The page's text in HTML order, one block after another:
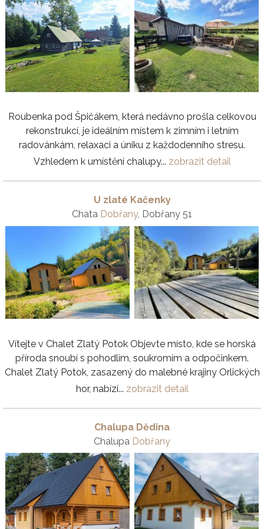
Roubenka pod Špičákem, která nedávno prošla celkovou
rekonstrukcí, je ideálním místem k zimním i letním
radovánkám, relaxaci a úniku z každodenního stresu.
Vzhledem k umístění chalupy... zobrazit detail
U zlaté Kačenky
Chata Dobřany, Dobřany 51
Vítejte v Chalet Zlatý Potok Objevte místo, kde se horská
příroda snoubí s pohodlím, soukromím a odpočinkem.
Chalet Zlatý Potok, zasazený do malebné krajiny Orlických
hor, nabízí... zobrazit detail
Chalupa Dědina
Chalupa Dobřany